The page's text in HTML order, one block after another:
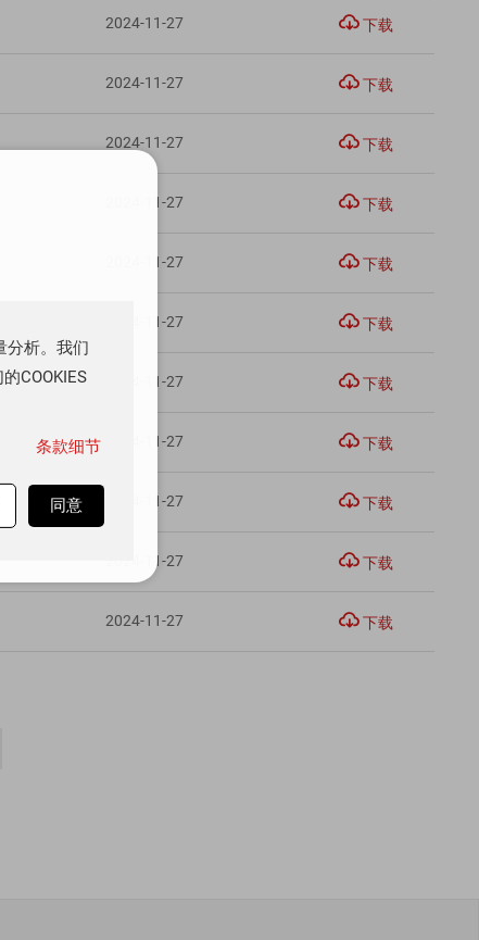
2024-11-27 下载
2024-11-27 下载
2024-11-27 下载
2024-11-27 下载
2024-11-27 下载
2024-11-27 下载
2024-11-27 下载
2024-11-27 下载
2024-11-27 下载
2024-11-27 下载
2024-11-27 下载
分析。我们
COOKIES
条款细节
同意